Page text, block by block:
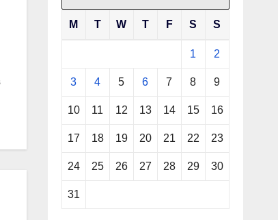
M T W T F S S
1 2
3 4 5 6 7 8 9
10 11 12 13 14 15 16
17 18 19 20 21 22 23
24 25 26 27 28 29 30
31